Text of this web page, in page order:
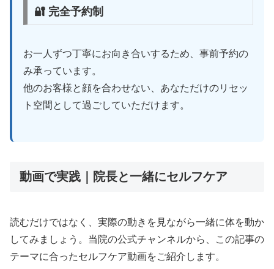
🔐 完全予約制
お一人ずつ丁寧にお向き合いするため、事前予約の
み承っています。
他のお客様と顔を合わせない、あなただけのリセッ
ト空間として過ごしていただけます。
動画で実践｜院長と一緒にセルフケア
読むだけではなく、実際の動きを見ながら一緒に体を動か
してみましょう。当院の公式チャンネルから、この記事の
テーマに合ったセルフケア動画をご紹介します。